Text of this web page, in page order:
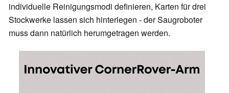
individuelle Reinigungsmodi definieren, Karten für drei
Stockwerke lassen sich hinterlegen - der Saugroboter
muss dann natürlich herumgetragen werden.